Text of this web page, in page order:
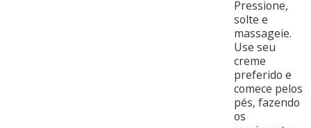
Pressione,
solte e
massageie.
Use seu
creme
preferido e
comece pelos
pés, fazendo
os